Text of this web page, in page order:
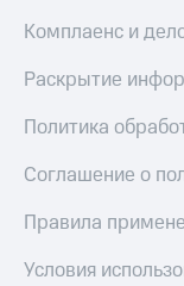
Комплаенс и
Раскрытие
Политика
Соглашение о
Правила
Условия